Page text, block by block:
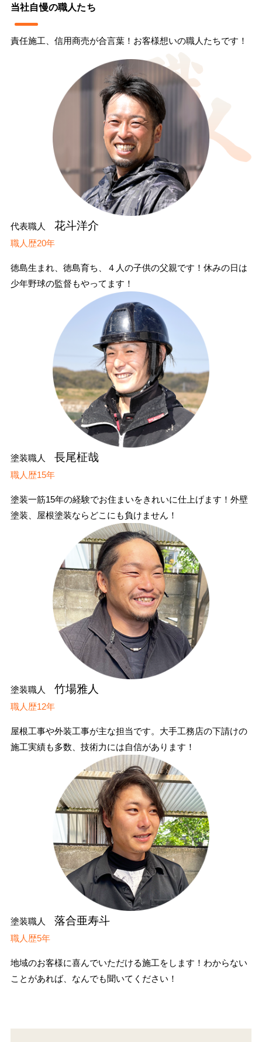
当社自慢の職人たち
責任施工、信用商売が合言葉！お客様想いの職人たちです！
代表職人 花斗洋介
職人歴20年
徳島生まれ、徳島育ち、４人の子供の父親です！休みの日は
少年野球の監督もやってます！
塗装職人 長尾柾哉
職人歴15年
塗装一筋15年の経験でお住まいをきれいに仕上げます！外壁
塗装、屋根塗装ならどこにも負けません！
塗装職人 竹場雅人
職人歴12年
屋根工事や外装工事が主な担当です。大手工務店の下請けの
施工実績も多数、技術力には自信があります！
塗装職人 落合亜寿斗
職人歴5年
地域のお客様に喜んでいただける施工をします！わからない
ことがあれば、なんでも聞いてください！